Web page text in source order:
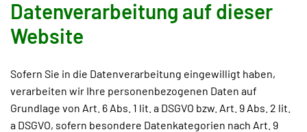
Datenverarbeitung auf dieser
Website
Sofern Sie in die Datenverarbeitung eingewilligt haben,
verarbeiten wir Ihre personenbezogenen Daten auf
Grundlage von Art. 6 Abs. 1 lit. a DSGVO bzw. Art. 9 Abs. 2 lit.
a DSGVO, sofern besondere Datenkategorien nach Art. 9